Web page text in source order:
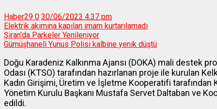
Haber29 0 30/06/2023 4:37 pm
Elektrik akımına kapılan imam kurtarılamadı
Şiran’da Parkeler Yenileniyor
Gümüşhaneli Yunus Polisi kalbine yenik düştü
Doğu Karadeniz Kalkınma Ajansı (DOKA) mali destek
Odası (KTSO) tarafından hazırlanan proje ile kurulan
Kadın Girişimi, Üretim ve İşletme Kooperatifi
Yönetim Kurulu Başkanı Mustafa Servet Daltaban ve
edildi.